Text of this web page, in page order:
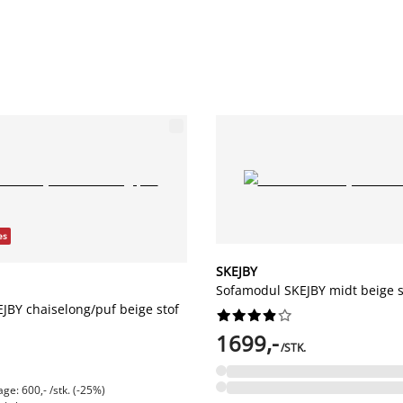
chaiselong/puf beige stof
600,- /stk. (-25%)
SKEJBY
Sofamodul SKEJBY midt beige






1699,-/STK.